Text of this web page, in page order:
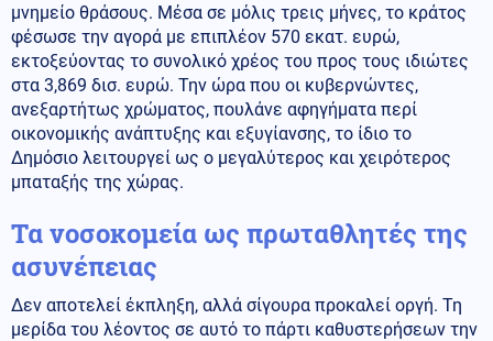
μνημείο θράσους. Μέσα σε μόλις τρεις μήνες, το κράτος
φέσωσε την αγορά με επιπλέον 570 εκατ. ευρώ,
εκτοξεύοντας το συνολικό χρέος του προς τους ιδιώτες
στα 3,869 δισ. ευρώ. Την ώρα που οι κυβερνώντες,
ανεξαρτήτως χρώματος, πουλάνε αφηγήματα περί
οικονομικής ανάπτυξης και εξυγίανσης, το ίδιο το
Δημόσιο λειτουργεί ως ο μεγαλύτερος και χειρότερος
μπαταξής της χώρας.
Τα νοσοκομεία ως πρωταθλητές της
ασυνέπειας
Δεν αποτελεί έκπληξη, αλλά σίγουρα προκαλεί οργή. Τη
μερίδα του λέοντος σε αυτό το πάρτι καθυστερήσεων την